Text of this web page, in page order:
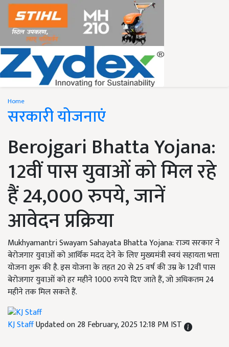
Home
सरकारी योजनाएं
Berojgari Bhatta Yojana:
12वीं पास युवाओं को मिल रहे
हैं 24,000 रुपये, जानें
आवेदन प्रक्रिया
Mukhyamantri Swayam Sahayata Bhatta Yojana: राज्य सरकार ने
बेरोजगार युवाओं को आर्थिक मदद देने के लिए मुख्यमंत्री स्वयं सहायता भत्ता
योजना शुरू की है. इस योजना के तहत 20 से 25 वर्ष की उम्र के 12वीं पास
बेरोजगार युवाओं को हर महीने 1000 रुपये दिए जाते हैं, जो अधिकतम 24
महीने तक मिल सकते हैं.
KJ StaffUpdated on 28 February, 2025 12:18 PM IST